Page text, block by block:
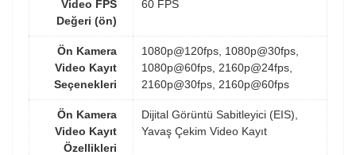
Video FPS
Değeri (ön)
60 FPS
Ön Kamera
Video Kayıt
Seçenekleri
1080p@120fps, 1080p@30fps,
1080p@60fps, 2160p@24fps,
2160p@30fps, 2160p@60fps
Ön Kamera
Video Kayıt
Özellikleri
Dijital Görüntü Sabitleyici (EIS),
Yavaş Çekim Video Kayıt